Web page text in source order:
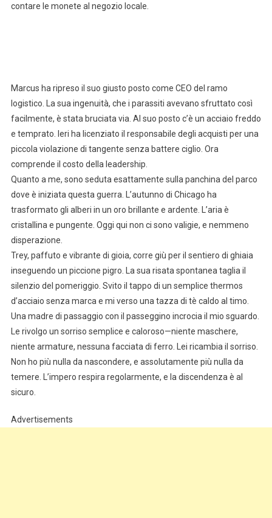
contare le monete al negozio locale.
Marcus ha ripreso il suo giusto posto come CEO del ramo
logistico. La sua ingenuità, che i parassiti avevano sfruttato così
facilmente, è stata bruciata via. Al suo posto c’è un acciaio freddo
e temprato. Ieri ha licenziato il responsabile degli acquisti per una
piccola violazione di tangente senza battere ciglio. Ora
comprende il costo della leadership.
Quanto a me, sono seduta esattamente sulla panchina del parco
dove è iniziata questa guerra. L’autunno di Chicago ha
trasformato gli alberi in un oro brillante e ardente. L’aria è
cristallina e pungente. Oggi qui non ci sono valigie, e nemmeno
disperazione.
Trey, paffuto e vibrante di gioia, corre giù per il sentiero di ghiaia
inseguendo un piccione pigro. La sua risata spontanea taglia il
silenzio del pomeriggio. Svito il tappo di un semplice thermos
d’acciaio senza marca e mi verso una tazza di tè caldo al timo.
Una madre di passaggio con il passeggino incrocia il mio sguardo.
Le rivolgo un sorriso semplice e caloroso—niente maschere,
niente armature, nessuna facciata di ferro. Lei ricambia il sorriso.
Non ho più nulla da nascondere, e assolutamente più nulla da
temere. L’impero respira regolarmente, e la discendenza è al
sicuro.
Advertisements